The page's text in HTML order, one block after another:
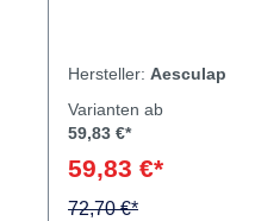
Hersteller: Aesculap
Varianten ab
59,83 €*
59,83 €*
72,70 €*